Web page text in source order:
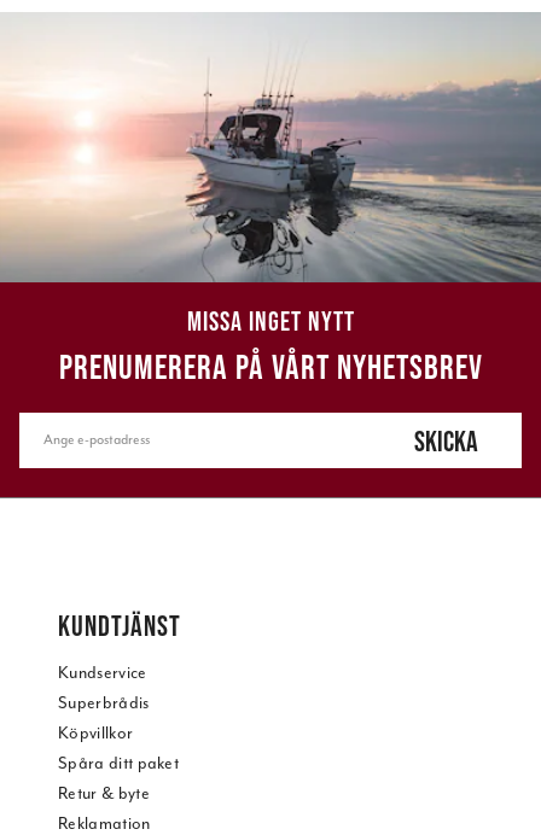
MISSA INGET NYTT
PRENUMERERA PÅ VÅRT NYHETSBREV
SKICKA
KUNDTJÄNST
Kundservice
Superbrådis
Köpvillkor
Spåra ditt paket
Retur & byte
Reklamation